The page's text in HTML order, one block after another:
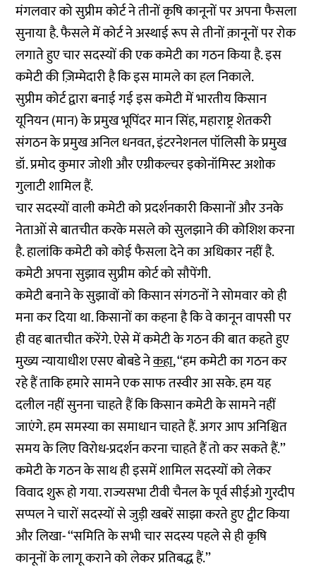
मंगलवार को सुप्रीम कोर्ट ने तीनों कृषि कानूनों पर अपना फैसला
सुनाया है. फैसले में कोर्ट ने अस्थाई रूप से तीनों क़ानूनों पर रोक
लगाते हुए चार सदस्यों की एक कमेटी का गठन किया है. इस
कमेटी की ज़िम्मेदारी है कि इस मामले का हल निकाले.
सुप्रीम कोर्ट द्वारा बनाई गई इस कमेटी में भारतीय किसान
यूनियन (मान) के प्रमुख भूपिंदर मान सिंह, महाराष्ट्र शेतकरी
संगठन के प्रमुख अनिल धनवत, इंटरनेशनल पॉलिसी के प्रमुख
डॉ. प्रमोद कुमार जोशी और एग्रीकल्चर इकोनॉमिस्ट अशोक
गुलाटी शामिल हैं.
चार सदस्यों वाली कमेटी को प्रदर्शनकारी किसानों और उनके
नेताओं से बातचीत करके मसले को सुलझाने की कोशिश करना
है. हालांकि कमेटी को कोई फैसला देने का अधिकार नहीं है.
कमेटी अपना सुझाव सुप्रीम कोर्ट को सौपेंगी.
कमेटी बनाने के सुझावों को किसान संगठनों नेसोमवारको ही
मना कर दिया था. किसानों का कहना है कि वे कानून वापसी पर
ही वह बातचीत करेंगे. ऐसे में कमेटी के गठन की बात कहते हुए
मुख्य न्यायाधीश एसए बोबडे नेकहा, ‘‘हम कमेटी का गठन कर
रहे हैं ताकि हमारे सामने एक साफ तस्वीर आ सके. हम यह
दलील नहीं सुनना चाहते हैं कि किसान कमेटी के सामने नहीं
जाएंगे. हम समस्या का समाधान चाहते हैं. अगर आप अनिश्चित
समय के लिए विरोध-प्रदर्शन करना चाहते हैं तो कर सकते हैं.’’
कमेटी के गठन के साथ ही इसमें शामिल सदस्यों को लेकर
विवाद शुरू हो गया. राज्यसभा टीवी चैनल के पूर्व सीईओ गुरदीप
सप्पल ने चारों सदस्यों से जुड़ी खबरें साझा करते हुए ट्वीट किया
और लिखा- ‘‘समिति के सभी चार सदस्य पहले से ही कृषि
कानूनों के लागू कराने को लेकर प्रतिबद्ध हैं.’’